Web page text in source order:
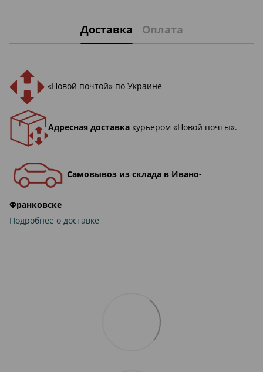
Доставка Оплата
«Новой почтой» по Украине
Адресная доставка курьером «Новой почты».
Самовывоз из склада в Ивано-
Франковске
Подробнее о доставке